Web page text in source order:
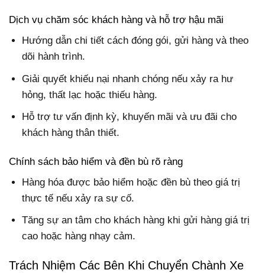
Dịch vụ chăm sóc khách hàng và hỗ trợ hậu mãi
Hướng dẫn chi tiết cách đóng gói, gửi hàng và theo
dõi hành trình.
Giải quyết khiếu nại nhanh chóng nếu xảy ra hư
hỏng, thất lạc hoặc thiếu hàng.
Hỗ trợ tư vấn định kỳ, khuyến mãi và ưu đãi cho
khách hàng thân thiết.
Chính sách bảo hiểm và đền bù rõ ràng
Hàng hóa được bảo hiểm hoặc đền bù theo giá trị
thực tế nếu xảy ra sự cố.
Tăng sự an tâm cho khách hàng khi gửi hàng giá trị
cao hoặc hàng nhạy cảm.
Trách Nhiệm Các Bên Khi Chuyển Chành Xe